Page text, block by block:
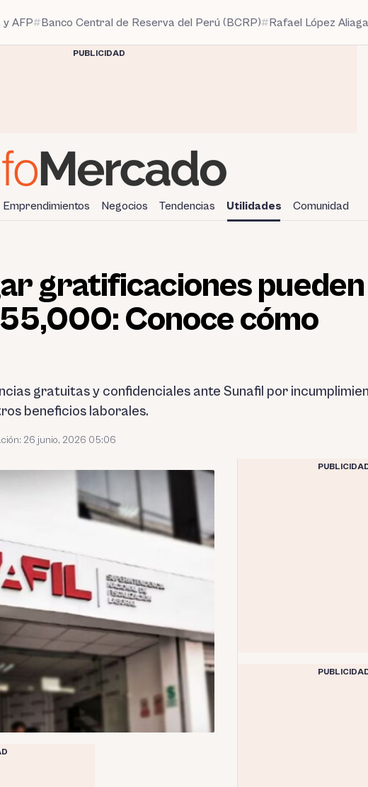
y AFP Banco Central de Reserva del Perú (BCRP) Rafael López Aliaga
PUBLICIDAD
Emprendimientos Negocios Tendencias Utilidades Comunidad
gratificaciones pueden
Conoce cómo
gratuitas y confidenciales ante Sunafil por
beneficios laborales.
26 junio, 2026 05:06